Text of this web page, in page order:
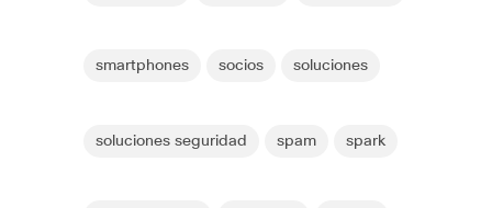
smartphones socios soluciones
soluciones seguridad spam spark